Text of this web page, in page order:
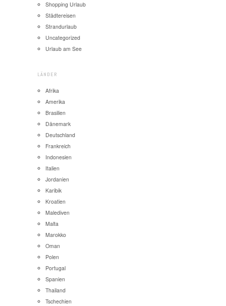
Shopping Urlaub
Städtereisen
Strandurlaub
Uncategorized
Urlaub am See
LÄNDER
Afrika
Amerika
Brasilien
Dänemark
Deutschland
Frankreich
Indonesien
Italien
Jordanien
Karibik
Kroatien
Malediven
Malta
Marokko
Oman
Polen
Portugal
Spanien
Thailand
Tschechien